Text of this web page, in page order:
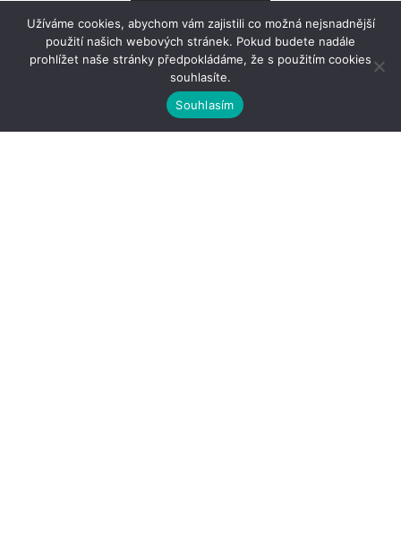
Užíváme cookies, abychom vám zajistili co možná nejsnadnější
použití našich webových stránek. Pokud budete nadále
prohlížet naše stránky předpokládáme, že s použitím cookies
souhlasíte.
Souhlasím